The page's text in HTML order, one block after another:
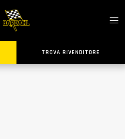
TROVA RIVENDITORE